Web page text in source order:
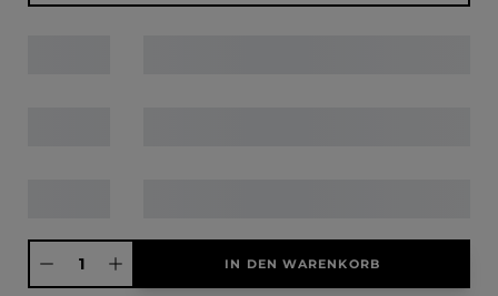
IN DEN WARENKORB